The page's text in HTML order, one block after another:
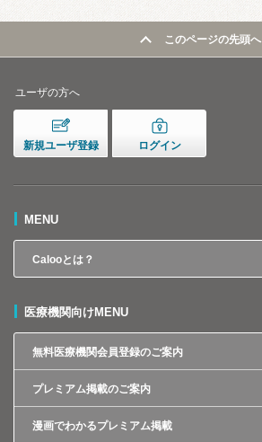
このページの先頭へ
ユーザの方へ
新規ユーザ登録 ログイン
MENU
Calooとは？
医療機関向けMENU
無料医療機関会員登録のご案内
プレミアム掲載のご案内
漫画でわかるプレミアム掲載